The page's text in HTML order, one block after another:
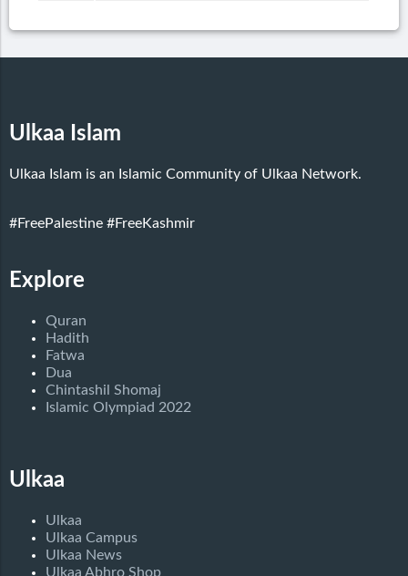
Ulkaa Islam
Ulkaa Islam is an Islamic Community of Ulkaa Network.
#FreePalestine #FreeKashmir
Explore
Quran
Hadith
Fatwa
Dua
Chintashil Shomaj
Islamic Olympiad 2022
Ulkaa
Ulkaa
Ulkaa Campus
Ulkaa News
Ulkaa Abhro Shop